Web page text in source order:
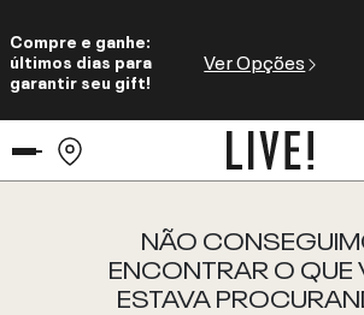
Compre e ganhe:
últimos dias para
garantir seu gift!
Ver Opções
NÃO
ENCONTRAR O QUE
ESTAVA